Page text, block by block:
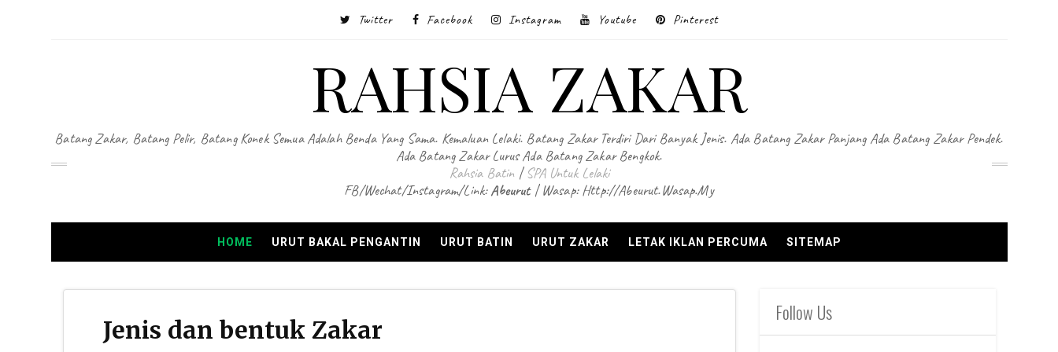
Twitter Facebook Instagram Youtube Pinterest
RAHSIA ZAKAR
Batang Zakar, Batang Pelir, Batang Konek Semua Adalah Benda Yang Sama. Kemaluan Lelaki. Batang Zakar Terdiri Dari Banyak Jenis. Ada Batang Zakar Panjang Ada Batang Zakar Pendek.
Ada Batang Zakar Lurus Ada Batang Zakar Bengkok.
Rahsia Batin | SPA Untuk Lelaki
FB/Wechat/Instagram/Link:Abeurut| Wasap: Http://abeurut.wasap.my
HOME URUT BAKAL PENGANTIN URUT BATIN URUT ZAKAR LETAK IKLAN PERCUMA SITEMAP
Jenis dan bentuk Zakar
Follow Us